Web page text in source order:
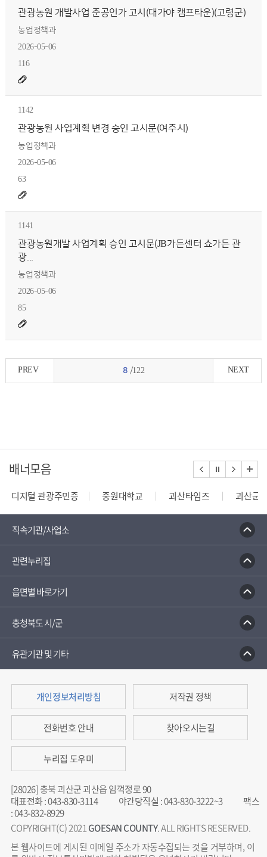
관광농원 개발사업 준공인가 고시(대가야 캠프타운)(고령군)
농업정책과
2026-05-06
116
1142
관광농원 사업계획 변경 승인 고시문(여주시)
농업정책과
2026-05-06
63
1141
관광농원개발 사업계획 승인 고시문(JB가든센터 쇼가든 관
광...
농업정책과
2026-05-06
85
PREV 8 /122 NEXT
배너모음
디지털 관광주민증 중원대학교 괴산타임즈
괴산군
직속기관/사업소
관련누리집
읍면별 바로가기
충청북도 시/군
유관기관 및 기타
개인정보처리방침 저작권 정책
전화번호 안내 찾아오시는길
누리집 도우미
[28026] 충북 괴산군 괴산읍 임꺽정로 90
대표전화:043-830-3114 야간당직실 :043-830-3222~3
팩스
:043-832-8929
COPYRIGHT(C) 2021GOESAN COUNTY. ALL RIGHTS RESERVED.
본 웹사이트에 게시된 이메일 주소가 자동수집되는 것을 거부하며, 이